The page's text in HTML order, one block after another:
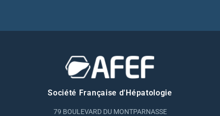
Société Française d'Hépatologie
79 BOULEVARD DU MONTPARNASSE